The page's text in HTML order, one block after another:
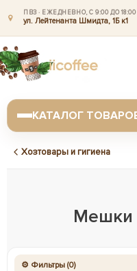
ПВЗ · ЕЖЕДНЕВНО, С 9:00 ДО 18:00
ул. Лейтенанта Шмидта, 1Б к1
КАТАЛОГ
Хозтовары и гигиена
Мешки
⚙ Фильтры (0)